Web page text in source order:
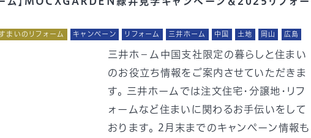
まいのリフォーム キャンペーン リフォーム 三井ホーム 中国 土地 岡山 広島
三井ホ－ム中国支社限定の暮らしと住まい
のお役立ち情報をご案内させていただきま
す。 三井ホームでは注文住宅・分譲地・リフ
ォームなど住まいに関わるお手伝いをして
おります。 2月末までのキャンペーン情報も